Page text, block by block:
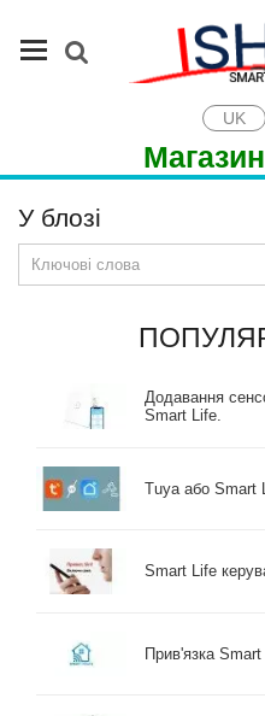
UK
У блозі
Додавання
Smart Life.
Tuya або Smart
Smart Life
Прив'язка